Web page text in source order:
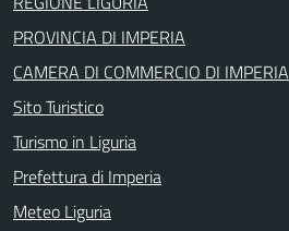
PROVINCIA DI IMPERIA
CAMERA DI COMMERCIO DI IMPERIA
Sito Turistico
Turismo in Liguria
Prefettura di Imperia
Meteo Liguria